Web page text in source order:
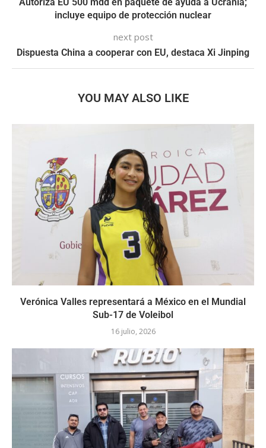
incluye equipo de protección nuclear
next post
Dispuesta China a cooperar con EU, destaca Xi Jinping
YOU MAY ALSO LIKE
Verónica Valles representará a México en el Mundial
Sub-17 de Voleibol
16 julio, 2026